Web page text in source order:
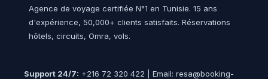
Agence de voyage certifiée N°1 en Tunisie. 15 ans
d'expérience, 50,000+ clients satisfaits. Réservations
hôtels, circuits, Omra, vols.
Support 24/7: +216 72 320 422 | Email: resa@booking-